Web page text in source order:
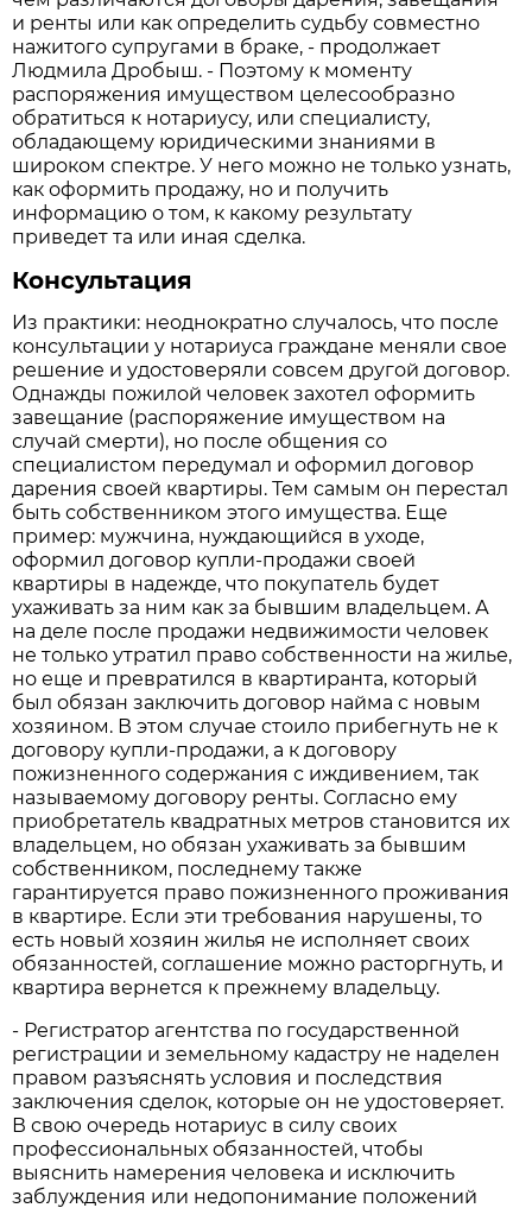
и ренты или как определить судьбу совместно
нажитого супругами в браке, - продолжает
Людмила Дробыш. - Поэтому к моменту
распоряжения имуществом целесообразно
обратиться к нотариусу, или специалисту,
обладающему юридическими знаниями в
широком спектре. У него можно не только узнать,
как оформить продажу, но и получить
информацию о том, к какому результату
приведет та или иная сделка.
Консультация
Из практики: неоднократно случалось, что после
консультации у нотариуса граждане меняли свое
решение и удостоверяли совсем другой договор.
Однажды пожилой человек захотел оформить
завещание (распоряжение имуществом на
случай смерти), но после общения со
специалистом передумал и оформил договор
дарения своей квартиры. Тем самым он перестал
быть собственником этого имущества. Еще
пример: мужчина, нуждающийся в уходе,
оформил договор купли-продажи своей
квартиры в надежде, что покупатель будет
ухаживать за ним как за бывшим владельцем. А
на деле после продажи недвижимости человек
не только утратил право собственности на жилье,
но еще и превратился в квартиранта, который
был обязан заключить договор найма с новым
хозяином. В этом случае стоило прибегнуть не к
договору купли-продажи, а к договору
пожизненного содержания с иждивением, так
называемому договору ренты. Согласно ему
приобретатель квадратных метров становится их
владельцем, но обязан ухаживать за бывшим
собственником, последнему также
гарантируется право пожизненного проживания
в квартире. Если эти требования нарушены, то
есть новый хозяин жилья не исполняет своих
обязанностей, соглашение можно расторгнуть, и
квартира вернется к прежнему владельцу.
- Регистратор агентства по государственной
регистрации и земельному кадастру не наделен
правом разъяснять условия и последствия
заключения сделок, которые он не удостоверяет.
В свою очередь нотариус в силу своих
профессиональных обязанностей, чтобы
выяснить намерения человека и исключить
заблуждения или недопонимание положений